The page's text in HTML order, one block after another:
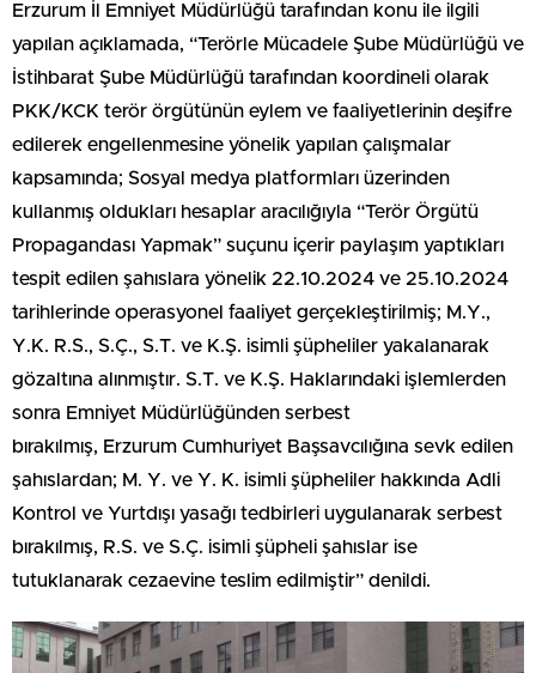
Erzurum İl Emniyet Müdürlüğü tarafından konu ile ilgili
yapılan açıklamada, “Terörle Mücadele Şube Müdürlüğü ve
İstihbarat Şube Müdürlüğü tarafından koordineli olarak
PKK/KCK terör örgütünün eylem ve faaliyetlerinin deşifre
edilerek engellenmesine yönelik yapılan çalışmalar
kapsamında; Sosyal medya platformları üzerinden
kullanmış oldukları hesaplar aracılığıyla “Terör Örgütü
Propagandası Yapmak” suçunu içerir paylaşım yaptıkları
tespit edilen şahıslara yönelik 22.10.2024 ve 25.10.2024
tarihlerinde operasyonel faaliyet gerçekleştirilmiş; M.Y.,
Y.K. R.S., S.Ç., S.T. ve K.Ş. isimli şüpheliler yakalanarak
gözaltına alınmıştır. S.T. ve K.Ş. Haklarındaki işlemlerden
sonra Emniyet Müdürlüğünden serbest
bırakılmış, Erzurum Cumhuriyet Başsavcılığına sevk edilen
şahıslardan; M. Y. ve Y. K. isimli şüpheliler hakkında Adli
Kontrol ve Yurtdışı yasağı tedbirleri uygulanarak serbest
bırakılmış, R.S. ve S.Ç. isimli şüpheli şahıslar ise
tutuklanarak cezaevine teslim edilmiştir” denildi.